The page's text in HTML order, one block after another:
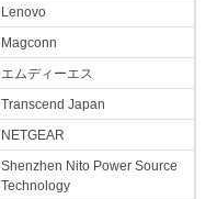
Lenovo
Magconn
エムディーエス
Transcend Japan
NETGEAR
Shenzhen Nito Power Source
Technology